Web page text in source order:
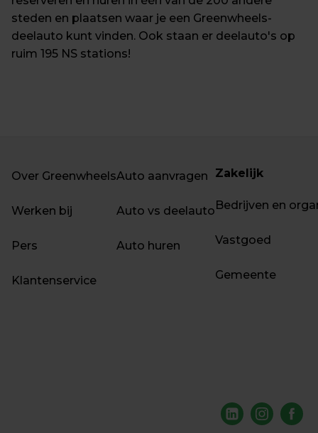
steden en plaatsen waar je een Greenwheels-
deelauto kunt vinden. Ook staan er deelauto's op
ruim 195 NS stations!
Over Greenwheels
Werken bij
Pers
Klantenservice
Auto aanvragen
Auto vs deelauto
Auto huren
Zakelijk
Bedrijven en
Vastgoed
Gemeente